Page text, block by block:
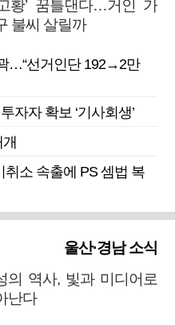
황’ 꿈틀댄다…거인 가
불씨 살릴까
…“선거인단 192→2만
자자 확보 ‘기사회생’
소 속출에 PS 셈법 복
울산·경남 소식
의 역사, 빛과 미디어로
난다